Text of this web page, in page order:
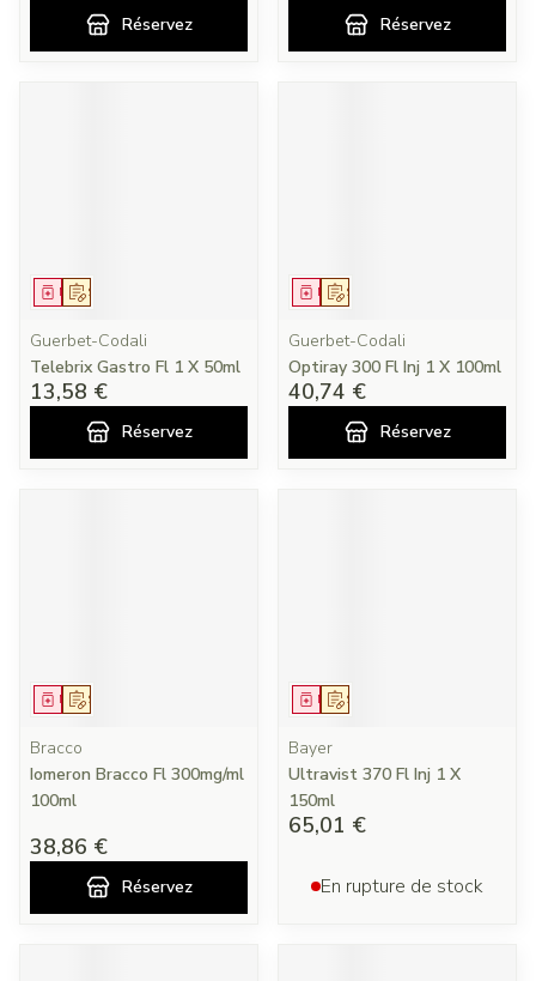
Réservez Réservez
Sur prescription
Médicament
Guerbet-Codali
Telebrix Gastro Fl 1 X 50ml
13,58 €
Réservez
Sur prescription
Médicament
Guerbet-Codali
Optiray 300 Fl Inj 1 X 100ml
40,74 €
Réservez
Sur prescription
Médicament
Bracco
Iomeron Bracco Fl 300mg/ml
100ml
38,86 €
Réservez
Sur prescription
Médicament
Bayer
Ultravist 370 Fl Inj 1 X
150ml
65,01 €
En rupture de stock